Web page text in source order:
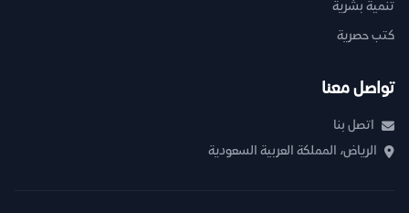
تنمية بشرية
كتب حصرية
تواصل معنا
اتصل بنا
الرياض، المملكة العربية السعودية